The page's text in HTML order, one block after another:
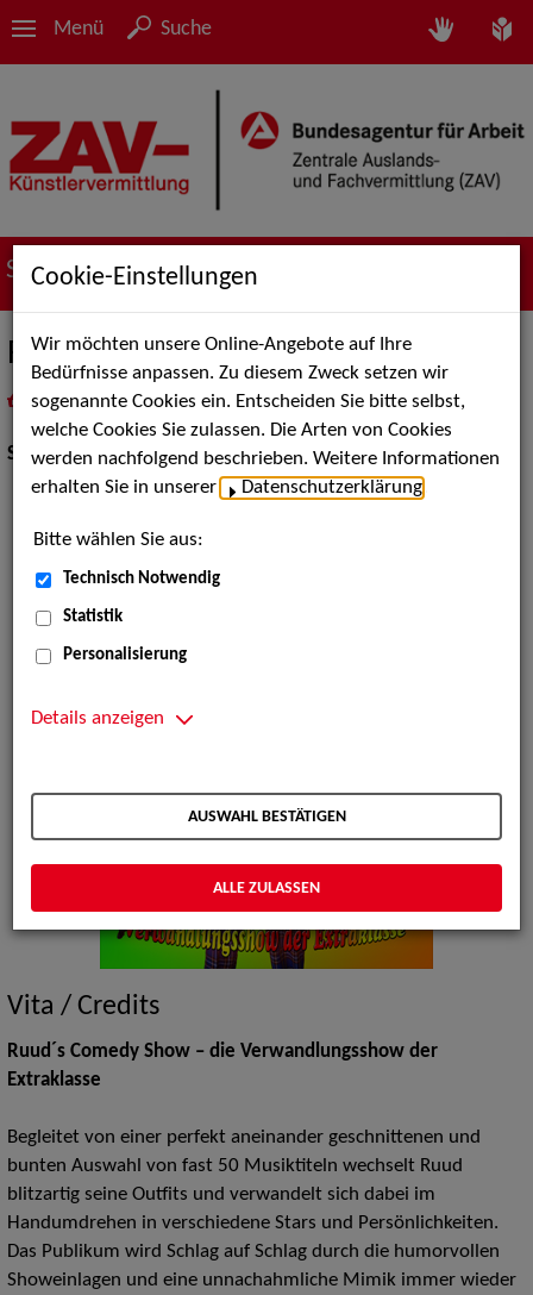
Menü Suche
Suche nach Künstler*innen
Ruud Koedooder
als PDF speichern
inMeine Merklistelegen
Show Acts:Parodie, Comedy
Vita / Credits
Ruud´s Comedy Show – die Verwandlungsshow der
Extraklasse
Begleitet von einer perfekt aneinander geschnittenen und
bunten Auswahl von fast 50 Musiktiteln wechselt Ruud
blitzartig seine Outfits und verwandelt sich dabei im
Handumdrehen in verschiedene Stars und Persönlichkeiten.
Das Publikum wird Schlag auf Schlag durch die humorvollen
Showeinlagen und eine unnachahmliche Mimik immer wieder
Cookie-Einstellungen
Wir möchten unsere Online-Angebote auf Ihre
Bedürfnisse anpassen. Zu diesem Zweck setzen wir
sogenannte Cookies ein. Entscheiden Sie bitte selbst,
welche Cookies Sie zulassen. Die Arten von Cookies
werden nachfolgend beschrieben. Weitere Informationen
erhalten Sie in unserer
Datenschutzerklärung
Bitte wählen Sie aus:
Technisch Notwendig
Statistik
Personalisierung
Details anzeigen
AUSWAHL BESTÄTIGEN
ALLE ZULASSEN